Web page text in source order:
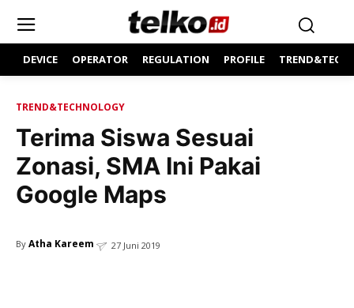
DEVICE OPERATOR REGULATION PROFILE
TREND&TECHNOLOGY
Terima Siswa Sesuai
Zonasi, SMA Ini Pakai
Google Maps
By Atha Kareem 27 Juni 2019